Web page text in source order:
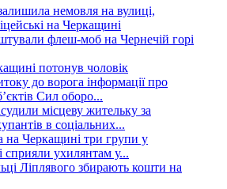
немовля на вулиці,
на Черкащині
флеш-моб на Чернечій горі
потонув чоловік
до ворога інформації про
Сил оборо...
місцеву жительку за
в соціальних...
на Черкащині три групи у
сприяли ухилянтам у...
Ліплявого збирають кошти на